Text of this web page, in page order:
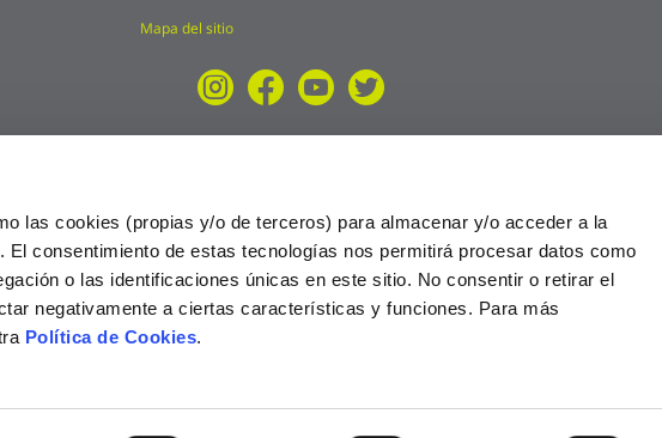
las cookies (propias y/o de terceros) para almacenar y/o acceder a la
El consentimiento de estas tecnologías nos permitirá procesar datos como
o las identificaciones únicas en este sitio. No consentir o retirar el
negativamente a ciertas características y funciones. Para más
Política de Cookies.
Mapa del sitio